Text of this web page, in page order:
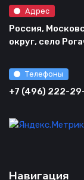
Адрес
Россия,
округ, село
Телефоны
+7 (496) 222-
Навигация